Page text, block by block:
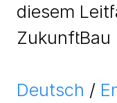
diesem
Deutsch /
alle
die